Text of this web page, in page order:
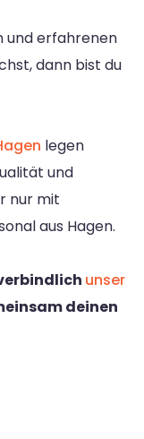
und erfahrenen
dann bist du
legen
und
nur mit
aus Hagen.
unser
deinen